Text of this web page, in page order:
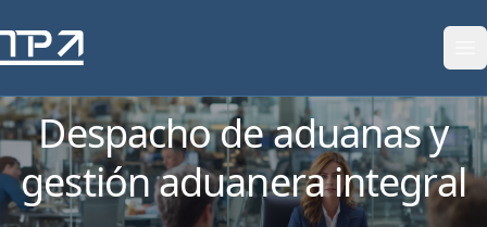
Saltar al contenido
Despacho de aduanas y
gestión aduanera integral